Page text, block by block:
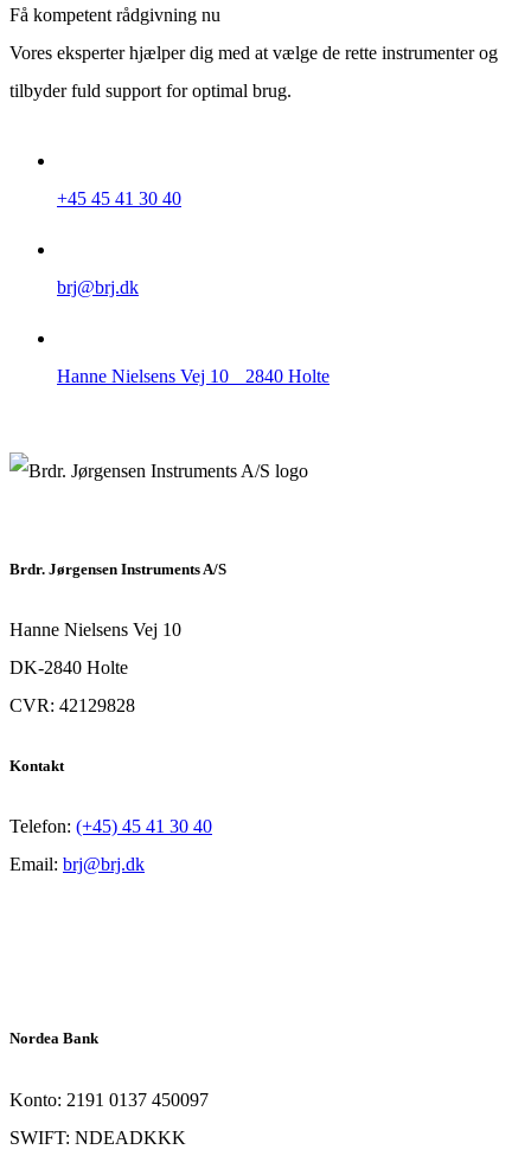
Få kompetent rådgivning nu
Vores eksperter hjælper dig med at vælge de rette instrumenter og
tilbyder fuld support for optimal brug.
+45 45 41 30 40
brj@brj.dk
Hanne Nielsens Vej 10 2840 Holte
Brdr. Jørgensen Instruments A/S
Hanne Nielsens Vej 10
DK-2840 Holte
CVR: 42129828
Kontakt
Telefon: (+45) 45 41 30 40
Email: brj@brj.dk
Nordea Bank
Konto: 2191 0137 450097
SWIFT: NDEADKKK